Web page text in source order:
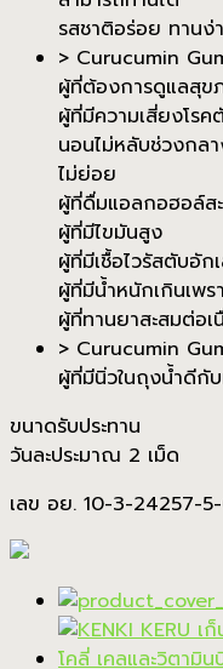
รสชาติอร่อย ทานง่
> Curucumin
ผู้ที่ต้องการดูแลสุข
ผู้ที่มีความเสี่ยงโร
นอนไม่หลับช่วงกล
ไม่ย่อย
ผู้ที่ดื่มแอลกอฮอล์ส
ผู้ที่มีไขมันสูง
ผู้ที่มีเชื้อไวรัสตับอัก
ผู้ที่มีน้ำหนักเกินเพร
ผู้ที่ทานยาสะสมต่อเ
> Curucumin
ผู้ที่มีนิ่วในถุงน้ำดีกั
ขนาดรับประทาน
วันละประมาณ 2 เม็ด
เลข อย. 10-3-24257-